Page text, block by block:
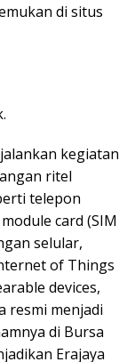
di situs
kegiatan
ritel
telepon
card (SIM
selular,
of Things
devices,
resmi menjadi
di Bursa
Erajaya